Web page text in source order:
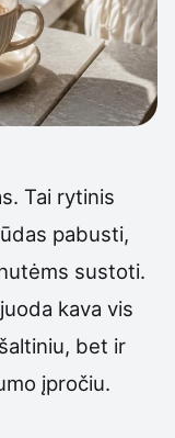
Tai rytinis
pabusti,
sustoti.
kava vis
bet ir
įpročiu.